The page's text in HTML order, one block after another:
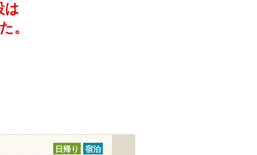
は
。
日帰り 宿泊